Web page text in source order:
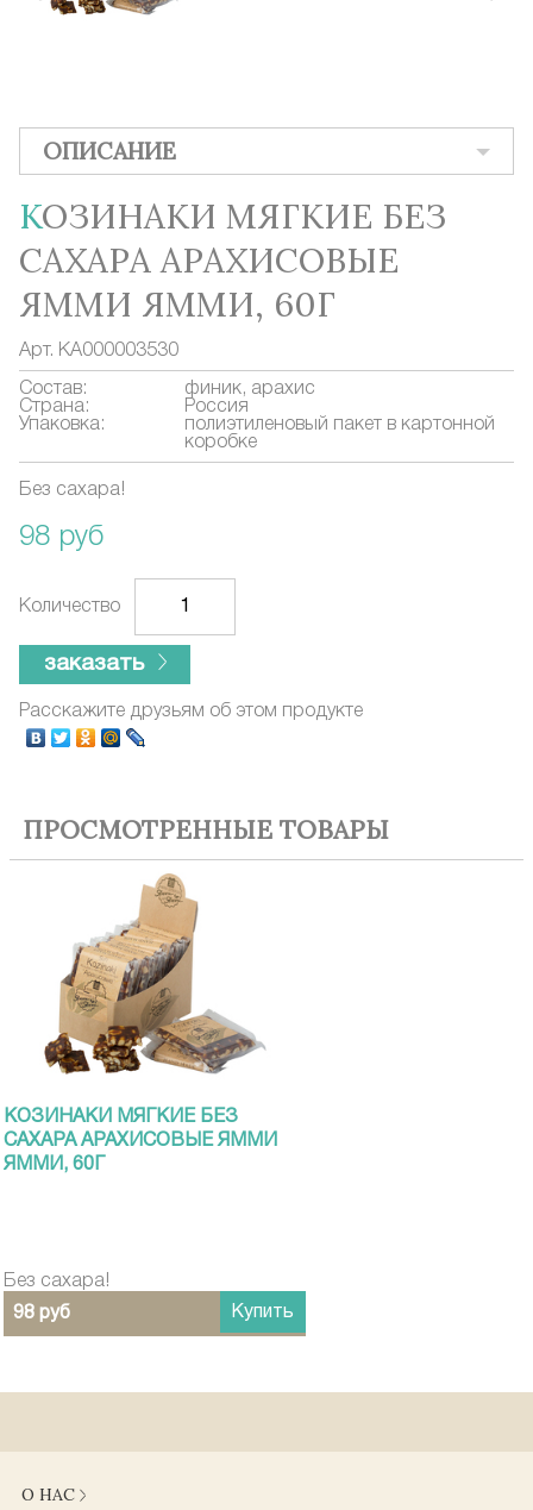
ОПИСАНИЕ
КОЗИНАКИ МЯГКИЕ БЕЗ
САХАРА АРАХИСОВЫЕ
ЯММИ ЯММИ, 60Г
Арт. КА000003530
Состав:
финик, арахис
Страна:
Россия
Упаковка:
полиэтиленовый пакет в картонной
коробке
Без сахара!
98 руб
Количество
заказать
Расскажите друзьям об этом продукте
ПРОСМОТРЕННЫЕ ТОВАРЫ
КОЗИНАКИ МЯГКИЕ БЕЗ
САХАРА АРАХИСОВЫЕ ЯММИ
ЯММИ, 60Г
Без сахара!
98 руб
Купить
О НАС